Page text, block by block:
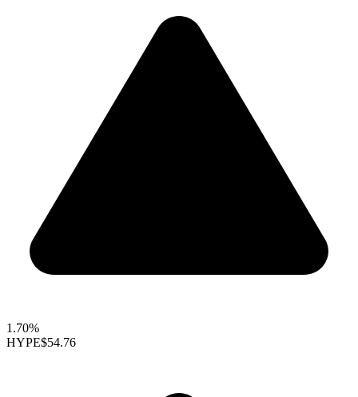
1.70%
HYPE$54.76